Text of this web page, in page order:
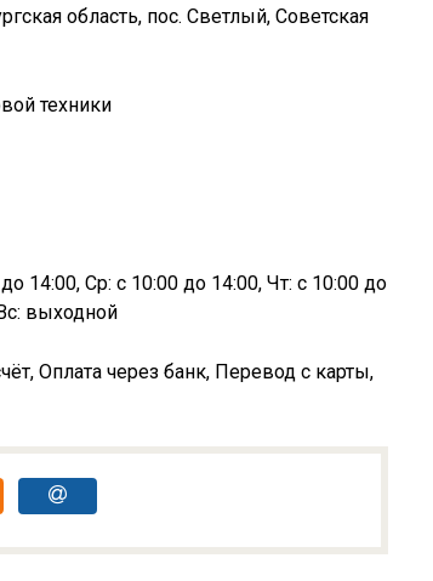
область, пос. Светлый, Советская
техники
14:00, Ср: с 10:00 до 14:00, Чт: с 10:00 до
выходной
Оплата через банк, Перевод с карты,